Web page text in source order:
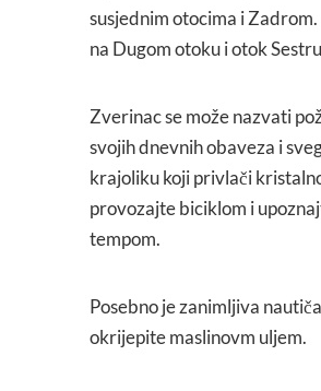
susjednim otocima i
na Dugom otoku i otok
Zverinac se može nazvati
svojih dnevnih obaveza i
krajoliku koji privlači
provozajte biciklom i
tempom.
Posebno je zanimljiva
okrijepite maslinovm uljem.